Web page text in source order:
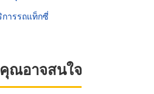
การรถแท็กซี่
ณอาจสนใจ